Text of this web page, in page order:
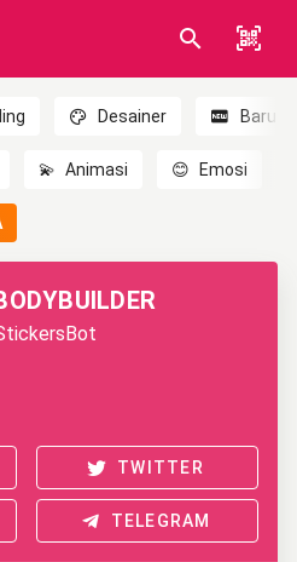
Desainer Baru
💫 Animasi 😊 Emosi
TWITTER
TELEGRAM